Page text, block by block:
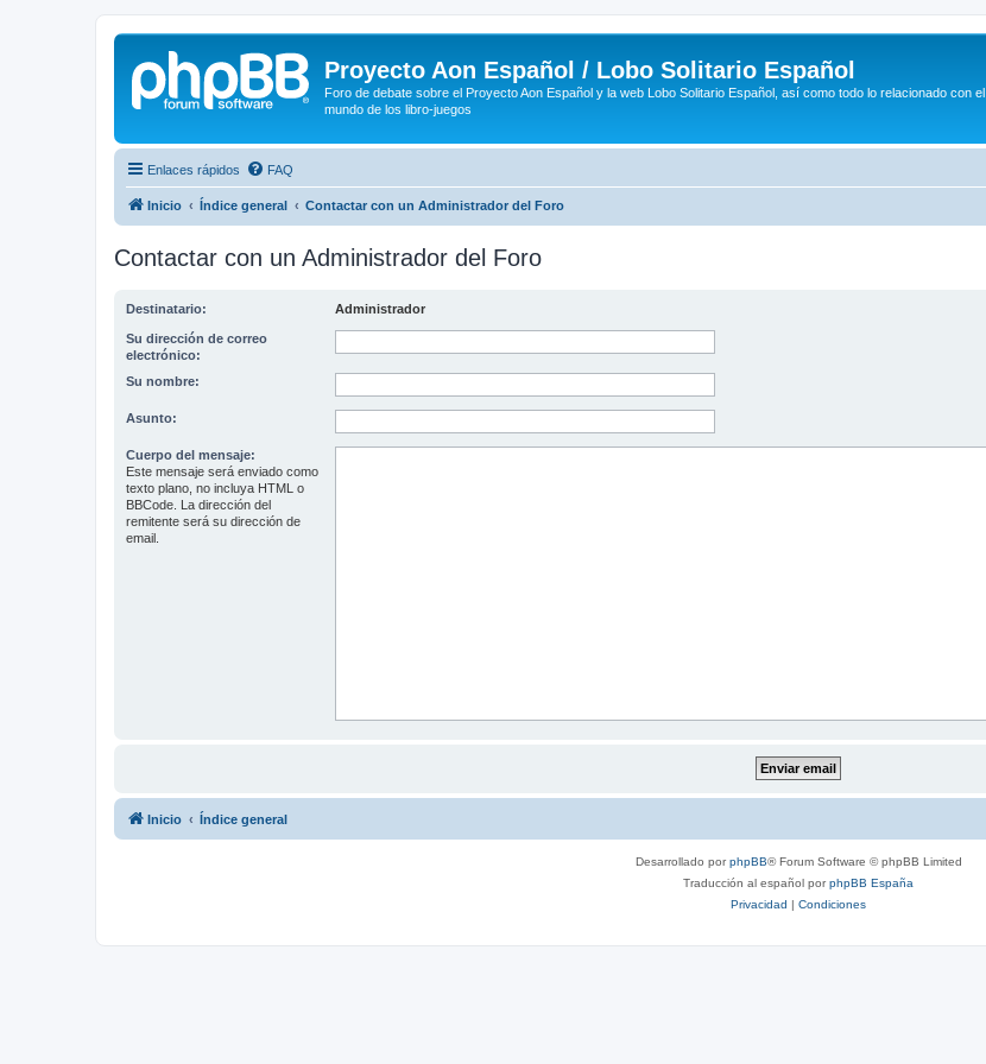
Proyecto Aon Español / Lobo Solitario Español
Foro de debate sobre el Proyecto Aon Español y la web Lobo Solitario Español, así como todo lo relacionado con el
mundo de los libro-juegos
Enlaces rápidos FAQ
Inicio Índice general Contactar con un Administrador del Foro
Contactar con un Administrador del Foro
Destinatario: Administrador
Su dirección de correo
electrónico:
Su nombre:
Asunto:
Cuerpo del mensaje:
Este mensaje será enviado como
texto plano, no incluya HTML o
BBCode. La dirección del
remitente será su dirección de
email.
Inicio Índice general
Desarrollado porphpBB® Forum Software © phpBB Limited
Traducción al español porphpBB España
Privacidad | Condiciones